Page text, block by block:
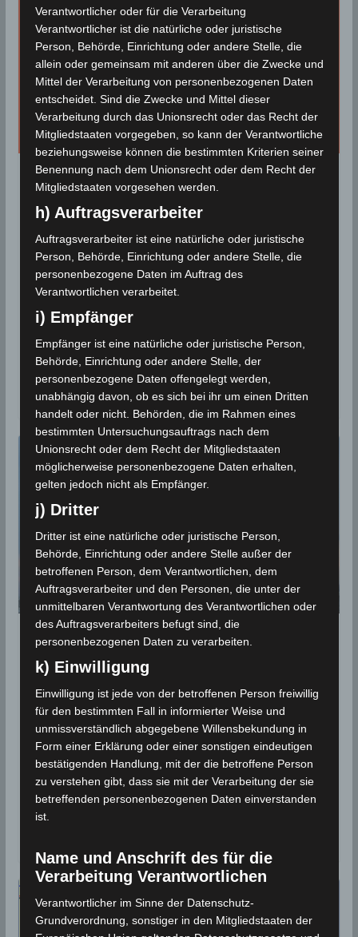
WETTERWARNUNG
Warnung vor Schnee, Kälte,
Wind und Niederschlägen ab
Sa, 5 Dez 2020
4. Dezember 2020 Wettermann
Crise Up Tunisia
Wetterwarnung,Zentrum für Krisenmanagement
Ab Samstag, den 5 Dez 2020, 18 Uhr: Das Tunesische
Zentrum für Krisenmanagement (Crise-Up) warnt in
einer Mitteilung von Freitag,
PROGNOSEN
Tunesien: Die Wetterprognose
für den Jahreswechsel
2019/2020
31. Dezember 2019 Wettermann
2778 Views
Hagel,INM,Prognose,Regen, Schnee,Vorhersage
Auch der Jahreswechsel 2019/2020 bleibt kühl mit
zeitweiligen Regenfällen, Hagel und möglichen
Verantwortlicher oder für die Verarbeitung
Verantwortlicher ist die natürliche oder juristische
Person, Behörde, Einrichtung oder andere Stelle, die
allein oder gemeinsam mit anderen über die Zwecke und
Mittel der Verarbeitung von personenbezogenen Daten
entscheidet. Sind die Zwecke und Mittel dieser
Verarbeitung durch das Unionsrecht oder das Recht der
Mitgliedstaaten vorgegeben, so kann der Verantwortliche
beziehungsweise können die bestimmten Kriterien seiner
Benennung nach dem Unionsrecht oder dem Recht der
Mitgliedstaaten vorgesehen werden.
h) Auftragsverarbeiter
Auftragsverarbeiter ist eine natürliche oder juristische
Person, Behörde, Einrichtung oder andere Stelle, die
personenbezogene Daten im Auftrag des
Verantwortlichen verarbeitet.
i) Empfänger
Empfänger ist eine natürliche oder juristische Person,
Behörde, Einrichtung oder andere Stelle, der
personenbezogene Daten offengelegt werden,
unabhängig davon, ob es sich bei ihr um einen Dritten
handelt oder nicht. Behörden, die im Rahmen eines
bestimmten Untersuchungsauftrags nach dem
Unionsrecht oder dem Recht der Mitgliedstaaten
möglicherweise personenbezogene Daten erhalten,
gelten jedoch nicht als Empfänger.
j) Dritter
Dritter ist eine natürliche oder juristische Person,
Behörde, Einrichtung oder andere Stelle außer der
betroffenen Person, dem Verantwortlichen, dem
Auftragsverarbeiter und den Personen, die unter der
unmittelbaren Verantwortung des Verantwortlichen oder
des Auftragsverarbeiters befugt sind, die
personenbezogenen Daten zu verarbeiten.
k) Einwilligung
Einwilligung ist jede von der betroffenen Person freiwillig
für den bestimmten Fall in informierter Weise und
unmissverständlich abgegebene Willensbekundung in
Form einer Erklärung oder einer sonstigen eindeutigen
bestätigenden Handlung, mit der die betroffene Person
zu verstehen gibt, dass sie mit der Verarbeitung der sie
betreffenden personenbezogenen Daten einverstanden
ist.
Name und Anschrift des für die
Verarbeitung Verantwortlichen
Verantwortlicher im Sinne der Datenschutz-
Grundverordnung, sonstiger in den Mitgliedstaaten der